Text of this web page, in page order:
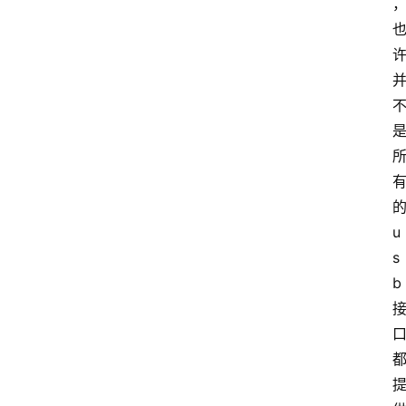
，
也
许
并
不
是
所
有
的
u
s
b
接
口
都
提